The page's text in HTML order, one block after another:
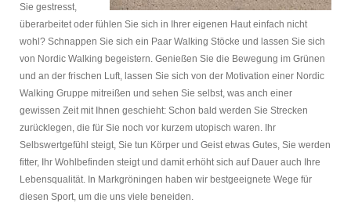
Sie gestresst,
überarbeitet oder fühlen Sie sich in Ihrer eigenen Haut einfach nicht
wohl? Schnappen Sie sich ein Paar Walking Stöcke und lassen Sie sich
von Nordic Walking begeistern. Genießen Sie die Bewegung im Grünen
und an der frischen Luft, lassen Sie sich von der Motivation einer Nordic
Walking Gruppe mitreißen und sehen Sie selbst, was anch einer
gewissen Zeit mit Ihnen geschieht: Schon bald werden Sie Strecken
zurücklegen, die für Sie noch vor kurzem utopisch waren. Ihr
Selbswertgefühl steigt, Sie tun Körper und Geist etwas Gutes, Sie werden
fitter, Ihr Wohlbefinden steigt und damit erhöht sich auf Dauer auch Ihre
Lebensqualität. In Markgröningen haben wir bestgeeignete Wege für
diesen Sport, um die uns viele beneiden.